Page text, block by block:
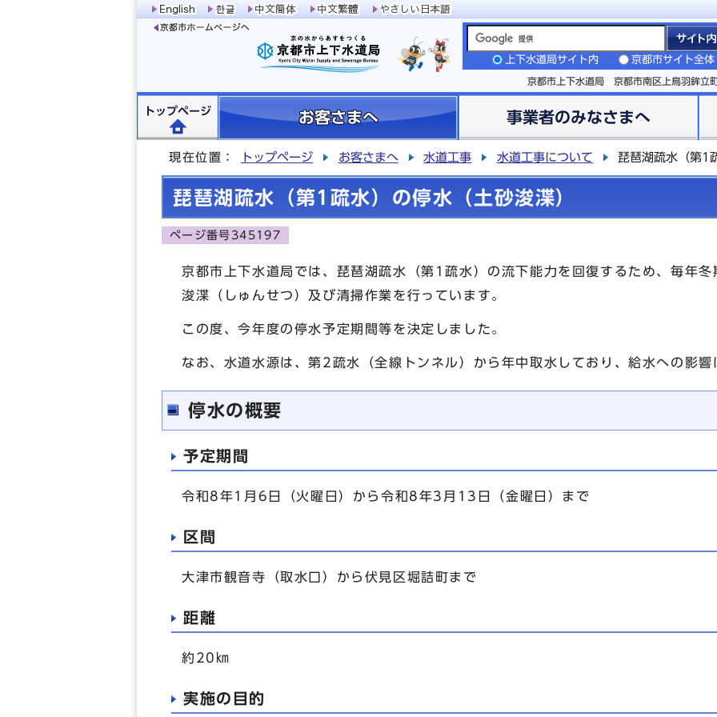
上下水道局サイト内 京都市サイト全体
京都市上下水道局 京都市南区上鳥羽鉾
トップページ お客さまへ 事業者のみなさまへ
現在位置： トップページ お客さまへ 水道工事 水道工事について 琵琶湖疏水（第1
琵琶湖疏水（第1疏水）の停水（土砂浚渫）
ページ番号345197
京都市上下水道局では、琵琶湖疏水（第1疏水）の流下能力を回復するため、毎年
浚渫（しゅんせつ）及び清掃作業を行っています。
この度、今年度の停水予定期間等を決定しました。
なお、水道水源は、第2疏水（全線トンネル）から年中取水しており、給水への影響
停水の概要
予定期間
令和8年1月6日（火曜日）から令和8年3月13日（金曜日）まで
区間
大津市観音寺（取水口）から伏見区堀詰町まで
距離
約20㎞
実施の目的